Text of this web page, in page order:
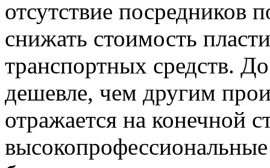
отсутствие посредников
снижать стоимость
транспортных средств.
дешевле, чем другим
отражается на конечной